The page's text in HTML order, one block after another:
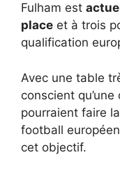
Fulham est
place et à trois
qualification
Avec une table
conscient
pourraient faire
football
cet objectif.